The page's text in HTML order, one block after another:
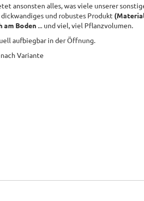
ansonsten alles, was viele unserer
und robustes Produkt
am Boden ... und viel, viel Pflanzvolumen.
aufbiegbar in der Öffnung.
Variante